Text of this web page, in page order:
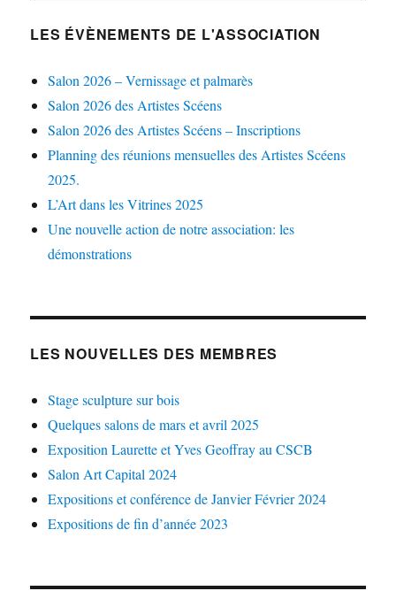
LES ÉVÈNEMENTS DE L'ASSOCIATION
Salon 2026 – Vernissage et palmarès
Salon 2026 des Artistes Scéens
Salon 2026 des Artistes Scéens – Inscriptions
Planning des réunions mensuelles des Artistes Scéens
2025.
L’Art dans les Vitrines 2025
Une nouvelle action de notre association: les
démonstrations
LES NOUVELLES DES MEMBRES
Stage sculpture sur bois
Quelques salons de mars et avril 2025
Exposition Laurette et Yves Geoffray au CSCB
Salon Art Capital 2024
Expositions et conférence de Janvier Février 2024
Expositions de fin d’année 2023